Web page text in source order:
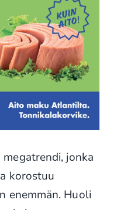
jonka
korostuu
enemmän. Huoli